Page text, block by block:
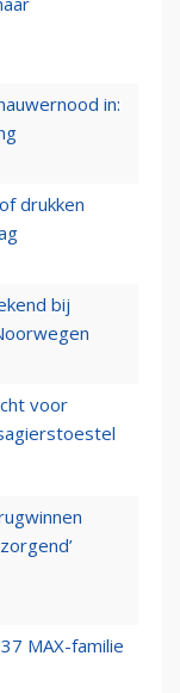
in:
drukken
bij
voor
MAX-familie